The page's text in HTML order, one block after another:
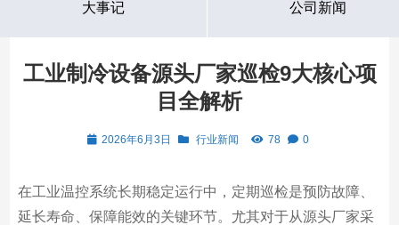
大事记 公司新闻
工业制冷设备源头厂家巡检9大核心项
目全解析
2026年6月3日 行业新闻 78 0
在工业温控系统长期稳定运行中，定期巡检是预防故障、
延长寿命、保障能效的关键环节。尤其对于从源头厂家采